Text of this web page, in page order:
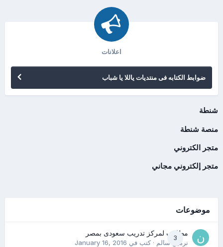
اعلانات
ضوابط الكتابه فى منتديات ياللا يا شباب
شنطة
منصة شنطة
متجر الكتروني
متجر إلكتروني مجاني
موضوعات
3
مطلوب لمركز تدريب سعودى بمصر
نرمين سالم· كتب في January 16, 2016